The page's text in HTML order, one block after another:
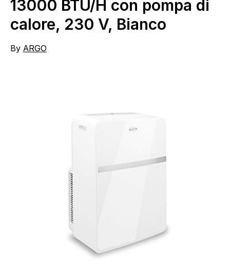
13000 BTU/H con pompa di
calore, 230 V, Bianco
By ARGO